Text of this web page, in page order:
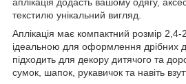
текстилю унікальний вигляд.
Аплікація має компактний розмір
ідеальною для оформлення дрібних
підходить для декору дитячого та
сумок, шапок, рукавичок та навіть